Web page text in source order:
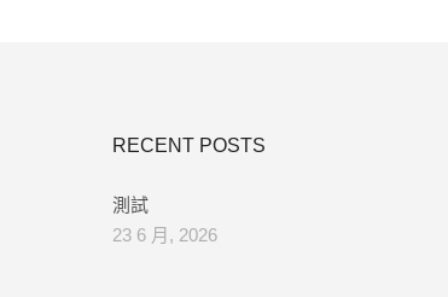
RECENT POSTS
測試
23 6 月, 2026